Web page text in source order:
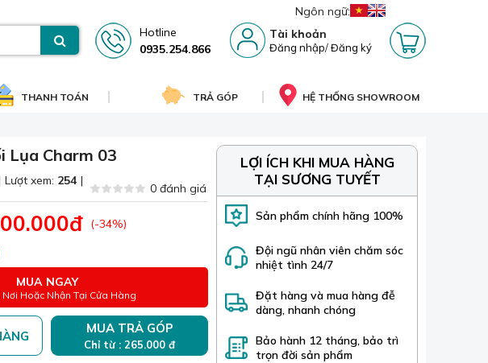
Ngôn ngữ:
Hotline
0935.254.866
Tài khoản
Đăng nhập/Đăng ký
THANH TOÁN TRẢ GÓP HỆ THỐNG SHOWROOM
Lụa Charm 03
Lượt xem: 254 |
0 đánh giá
(-34%)
MUA NGAY
Nơi Hoặc Nhận Tại Cửa Hàng
MUA TRẢ GÓP
Chỉ từ : 265.000 đ
LỢI ÍCH KHI MUA HÀNG
TẠI SƯƠNG TUYẾT
Sản phẩm chính hãng 100%
Đội ngũ nhân viên chăm sóc
nhiệt tình 24/7
Đặt hàng và mua hàng đễ
dàng, nhanh chóng
Bảo hành 12 tháng, bảo trì
trọn đời sản phẩm